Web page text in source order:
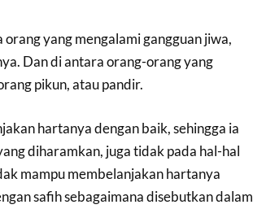
orang yang mengalami gangguan jiwa,
Dan di antara orang-orang yang
pikun, atau pandir.
hartanya dengan baik, sehingga ia
diharamkan, juga tidak pada hal-hal
mampu membelanjakan hartanya
safih sebagaimana disebutkan dalam